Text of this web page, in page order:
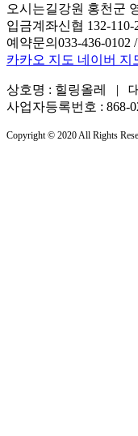
오시는길강원 홍천군
입금계좌신협 132-
예약문의 033-436-0102
카카오 지도 네이버 지
상호명 : 힐링올레 |
사업자등록번호 : 868-
Copyright © 2020 All Rights